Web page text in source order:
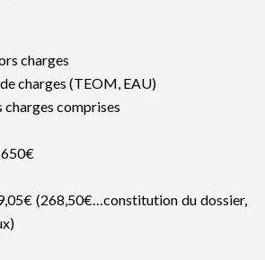
charges
charges (TEOM, EAU)
comprises
(268,50€…constitution du dossier,